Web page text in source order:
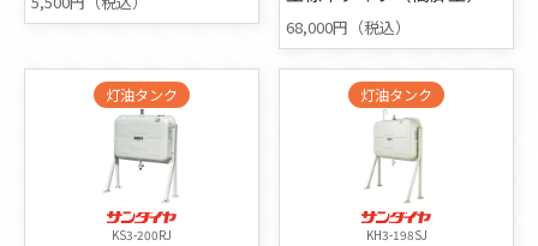
68,000円（税込）
灯油タンク
KS3-200RJ
灯油タンク
KH3-198SJ